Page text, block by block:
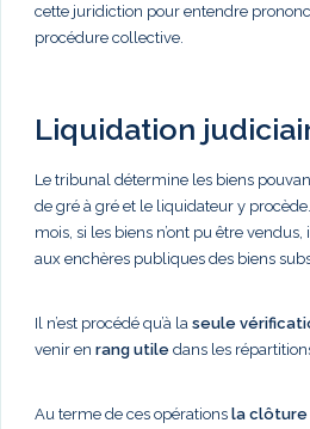
cette juridiction pour entendre
procédure collective.
Liquidation
Le tribunal détermine les biens
de gré à gré et le liquidateur y
mois, si les biens n’ont pu être
aux enchères publiques des biens
Il n’est procédé qu’à la seule
venir en rang utile dans les
Au terme de ces opérations la